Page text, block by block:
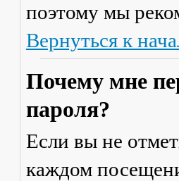
поэтому мы
Вернуться к
Почему мне
пароля?
Если вы не
каждом